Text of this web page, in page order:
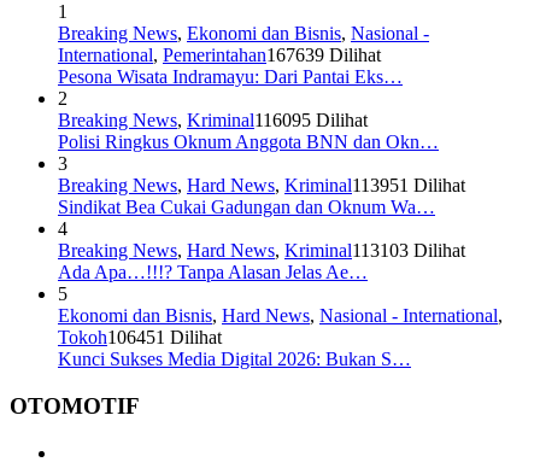
1
Breaking News, Ekonomi dan Bisnis, Nasional -
International, Pemerintahan167639 Dilihat
Pesona Wisata Indramayu: Dari Pantai Eks…
2
Breaking News, Kriminal116095 Dilihat
Polisi Ringkus Oknum Anggota BNN dan Okn…
3
Breaking News, Hard News, Kriminal113951 Dilihat
Sindikat Bea Cukai Gadungan dan Oknum Wa…
4
Breaking News, Hard News, Kriminal113103 Dilihat
Ada Apa…!!!? Tanpa Alasan Jelas Ae…
5
Ekonomi dan Bisnis, Hard News, Nasional - International,
Tokoh106451 Dilihat
Kunci Sukses Media Digital 2026: Bukan S…
OTOMOTIF